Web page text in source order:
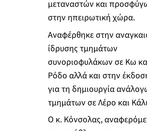
μεταναστών και
στην ηπειρωτική χώρα.
Αναφέρθηκε στην
ίδρυσης τμημάτων
συνοριοφυλάκων σε Κω
Ρόδο αλλά και στην
για τη δημιουργία
τμημάτων σε Λέρο και
Ο κ. Κόνσολας,